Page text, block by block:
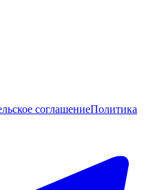
соглашениеПолитика